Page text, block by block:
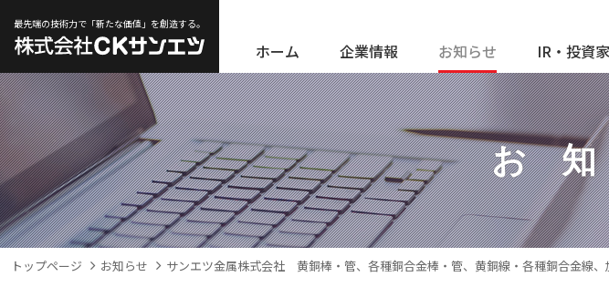
最先端の技術力で「新たな価値」を創造する。
ホーム 企業情報 お知らせ IR・投資
お
トップページ お知らせ サンエツ金属株式会社 黄銅棒・管、各種銅合金棒・管、黄銅線・各種銅合金線